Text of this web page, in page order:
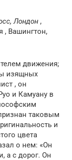
Лондон ,
, Вашингтон,
движения;
изящных
, он
и Камуану в
таковым
и
цвета
о нем: «Он
а с дорог. Он